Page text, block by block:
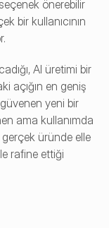
önerebilir
bir kullanıcının
AI üretimi bir
açığın en geniş
yeni bir
ama kullanımda
gerçek üründe elle
rafine ettiği